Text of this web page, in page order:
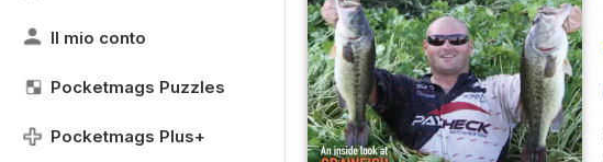
Il mio conto
Pocketmags Puzzles
Pocketmags Plus+